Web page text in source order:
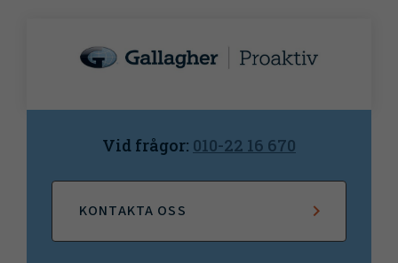
Vid frågor: 010-22 16 670
KONTAKTA OSS